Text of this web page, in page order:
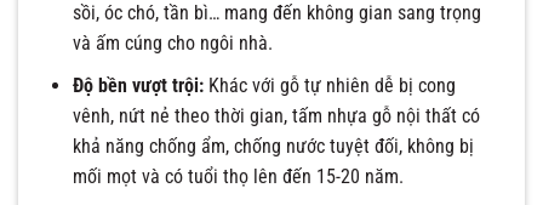
sồi, óc chó, tần bì… mang đến không gian sang trọng
và ấm cúng cho ngôi nhà.
Độ bền vượt trội:Khác với gỗ tự nhiên dễ bị cong
vênh, nứt nẻ theo thời gian, tấm nhựa gỗ nội thất có
khả năng chống ẩm, chống nước tuyệt đối, không bị
mối mọt và có tuổi thọ lên đến 15-20 năm.